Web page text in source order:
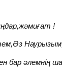
!
әлемнің